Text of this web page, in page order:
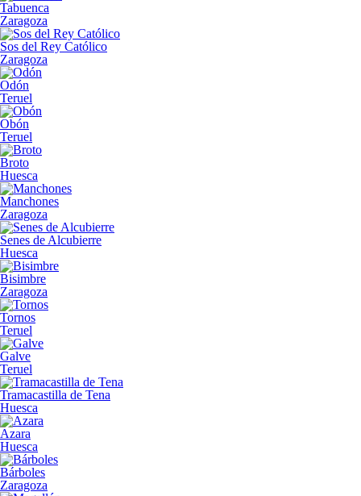
Tabuenca
Zaragoza
Sos del Rey Católico
Zaragoza
Odón
Teruel
Obón
Teruel
Broto
Huesca
Manchones
Zaragoza
Senes de Alcubierre
Huesca
Bisimbre
Zaragoza
Tornos
Teruel
Galve
Teruel
Tramacastilla de Tena
Huesca
Azara
Huesca
Bárboles
Zaragoza